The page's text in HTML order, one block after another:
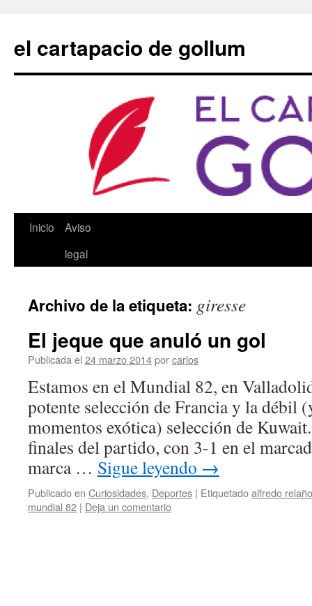
contenido
el cartapacio de gollum
Inicio
Aviso
legal
Archivo de la etiqueta: giresse
El jeque que anuló un gol
Publicada el 24 marzo 2014porcarlos
Estamos en el Mundial 82, en
potente selección de Francia y la débil
momentos exótica) selección de
finales del partido, con 3-1 en el
marca … Sigue leyendo →
Publicado en Curiosidades, Deportes | Etiquetadoalfredo relaño
mundial 82 | Deja un comentario